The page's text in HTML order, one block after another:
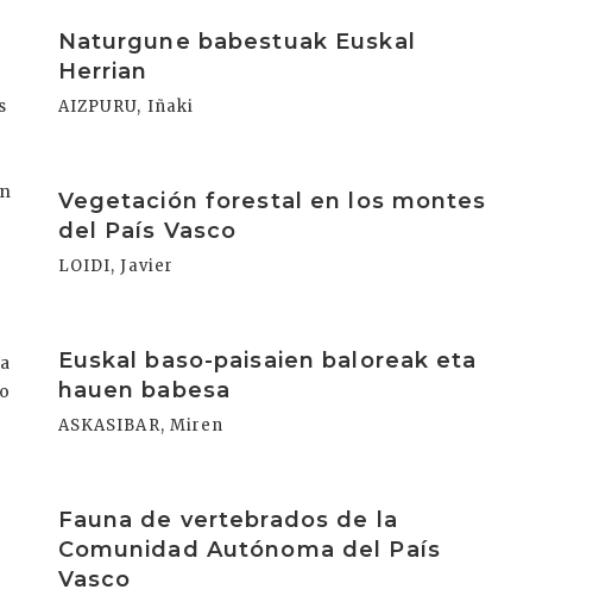
Naturgune babestuak Euskal
Herrian
AIZPURU, Iñaki
Vegetación forestal en los montes
del País Vasco
LOIDI, Javier
Euskal baso-paisaien baloreak eta
hauen babesa
ASKASIBAR, Miren
Fauna de vertebrados de la
Comunidad Autónoma del País
Vasco